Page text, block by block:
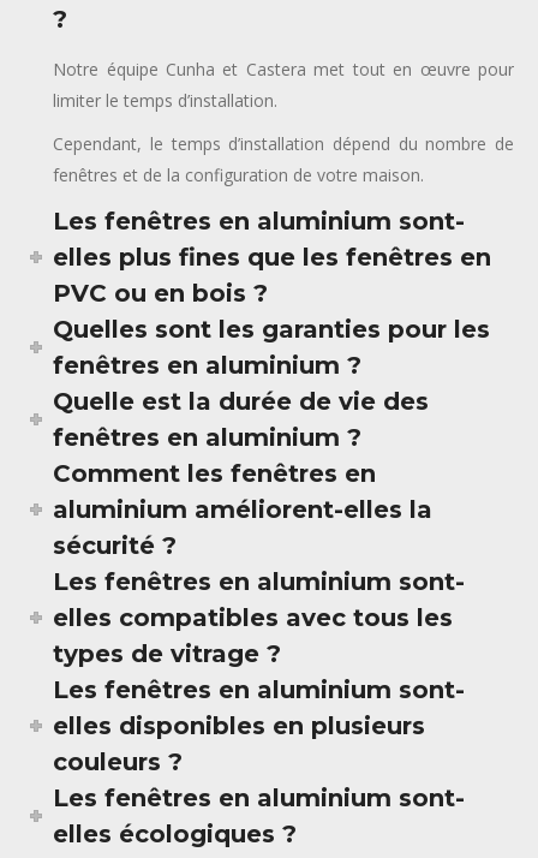
?
Notre équipe Cunha et Castera met tout en œuvre pour
limiter le temps d’installation.
Cependant, le temps d’installation dépend du nombre de
fenêtres et de la configuration de votre maison.
Les fenêtres en aluminium sont-
elles plus fines que les fenêtres en
PVC ou en bois ?
Quelles sont les garanties pour les
fenêtres en aluminium ?
Quelle est la durée de vie des
fenêtres en aluminium ?
Comment les fenêtres en
aluminium améliorent-elles la
sécurité ?
Les fenêtres en aluminium sont-
elles compatibles avec tous les
types de vitrage ?
Les fenêtres en aluminium sont-
elles disponibles en plusieurs
couleurs ?
Les fenêtres en aluminium sont-
elles écologiques ?